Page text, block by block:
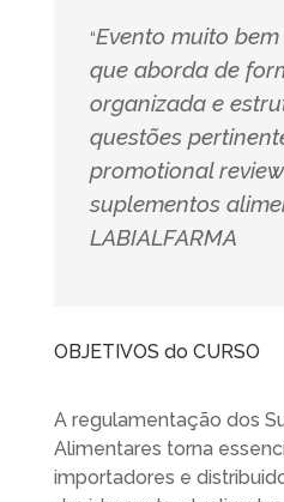
“Evento muito
que aborda de
organizada e
questões
promotional
suplementos
LABIALFARMA
OBJETIVOS do CURSO
A regulamentação dos
Alimentares torna
importadores e